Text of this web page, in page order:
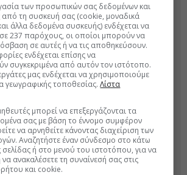
των προσωπικών σας δεδομένων και
από τη συσκευή σας (cookie, μοναδικά
άλλα δεδομένα συσκευής) ενδέχεται να
237 παρόχους, οι οποίοι μπορούν να
σε αυτές ή να τις αποθηκεύσουν.
ενδέχεται επίσης να
συγκεκριμένα από αυτόν τον ιστότοπο.
μας ενδέχεται να χρησιμοποιούμε
γεωγραφικής τοποθεσίας.Λίστα
μπορεί να επεξεργάζονται τα
σας με βάση το έννομο συμφέρον
να αρνηθείτε κάνοντας διαχείριση των
Αναζητήστε έναν σύνδεσμο στο κάτω
σελίδας ή στο μενού του ιστοτόπου, για να
να ανακαλέσετε τη συναίνεσή σας στις
και cookie.